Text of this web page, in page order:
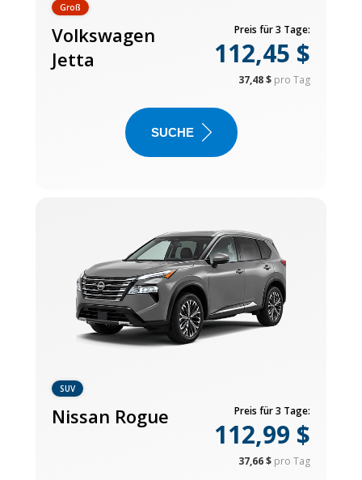
Groß
Volkswagen
Jetta
Preis für 3 Tage:
112,45 $
37,48 $ pro Tag
SUCHE
SUV
Nissan Rogue Preis für 3 Tage:
112,99 $
37,66 $ pro Tag